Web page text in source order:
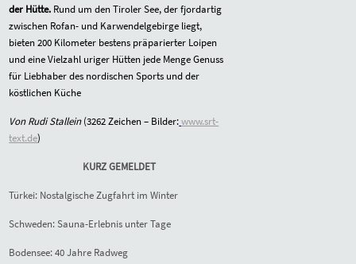
der Hütte. Rund um den Tiroler See, der fjordartig
zwischen Rofan- und Karwendelgebirge liegt,
bieten 200 Kilometer bestens präparierter Loipen
und eine Vielzahl uriger Hütten jede Menge Genuss
für Liebhaber des nordischen Sports und der
köstlichen Küche
Von Rudi Stallein(3262Zeichen – Bilder:www.srt-
text.de)
KURZ GEMELDET
Türkei: Nostalgische Zugfahrt im Winter
Schweden: Sauna-Erlebnis unter Tage
Bodensee: 40 Jahre Radweg